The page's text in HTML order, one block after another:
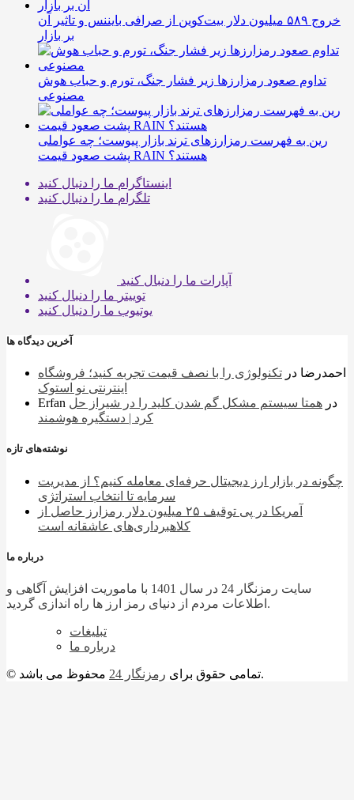
خروج ۵۸۹ میلیون دلار بیت‌کوین از صرافی بایننس و تاثیر آن
بر بازار
تداوم صعود رمزارزها زیر فشار جنگ، تورم و حباب هوش
مصنوعی
رین به فهرست رمزارزهای ترند بازار پیوست؛ چه عواملی
پشت صعود قیمت RAIN هستند؟
اینستاگرام ما را دنبال کنید
تلگرام ما را دنبال کنید
آپارات ما را دنبال کنید
توییتر ما را دنبال کنید
یوتیوب ما را دنبال کنید
آخرین دیدگاه ها
احمدرضا در تکنولوژی را با نصف قیمت تجربه کنید؛ فروشگاه
اینترنتی نو استوک
Erfan
در همتا سیستم مشکل گم شدن کلید را در شیراز حل
کرد | دستگیره هوشمند
نوشته‌های تازه
چگونه در بازار ارز دیجیتال حرفه‌ای معامله کنیم؟ از مدیریت
سرمایه تا انتخاب استراتژی
آمریکا در پی توقیف ۲۵ میلیون دلار رمزارز حاصل از
کلاهبرداری‌های عاشقانه است
درباره ما
سایت رمزنگار 24 در سال 1401 با ماموریت افزایش آگاهی و
اطلاعات مردم از دنیای رمز ارز ها راه اندازی گردید.
تبلیغات
درباره ما
© تمامی حقوق برای رمزنگار 24 محفوظ می باشد.